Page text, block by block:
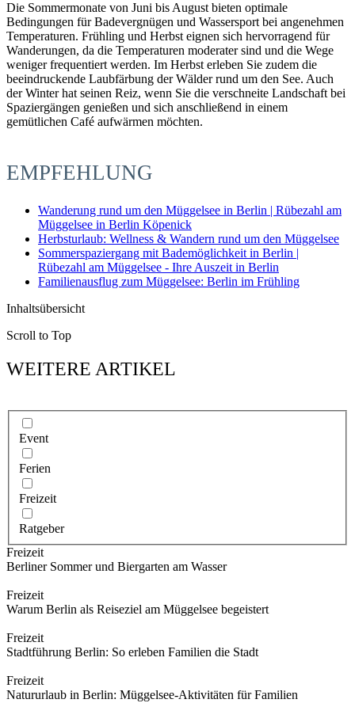
Die Sommermonate von Juni bis August bieten optimale
Bedingungen für Badevergnügen und Wassersport bei angenehmen
Temperaturen. Frühling und Herbst eignen sich hervorragend für
Wanderungen, da die Temperaturen moderater sind und die Wege
weniger frequentiert werden. Im Herbst erleben Sie zudem die
beeindruckende Laubfärbung der Wälder rund um den See. Auch
der Winter hat seinen Reiz, wenn Sie die verschneite Landschaft bei
Spaziergängen genießen und sich anschließend in einem
gemütlichen Café aufwärmen möchten.
EMPFEHLUNG
Wanderung rund um den Müggelsee in Berlin | Rübezahl am
Müggelsee in Berlin Köpenick
Herbsturlaub: Wellness & Wandern rund um den Müggelsee
Sommerspaziergang mit Bademöglichkeit in Berlin |
Rübezahl am Müggelsee - Ihre Auszeit in Berlin
Familienausflug zum Müggelsee: Berlin im Frühling
Inhaltsübersicht
Scroll to Top
WEITERE ARTIKEL
Event
Ferien
Freizeit
Ratgeber
Freizeit
Berliner Sommer und Biergarten am Wasser
Freizeit
Warum Berlin als Reiseziel am Müggelsee begeistert
Freizeit
Stadtführung Berlin: So erleben Familien die Stadt
Freizeit
Natururlaub in Berlin: Müggelsee-Aktivitäten für Familien